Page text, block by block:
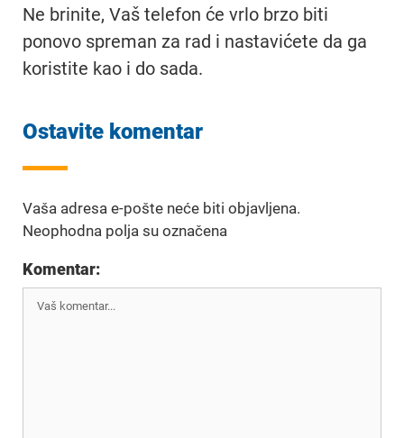
Ne brinite, Vaš telefon će vrlo brzo biti
ponovo spreman za rad i nastavićete da ga
koristite kao i do sada.
Ostavite komentar
Vaša adresa e-pošte neće biti objavljena.
Neophodna polja su označena
Komentar: